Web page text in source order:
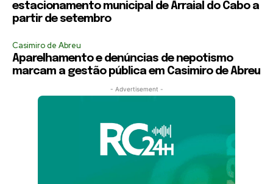
estacionamento municipal de Arraial do Cabo a
partir de setembro
Casimiro de Abreu
Aparelhamento e denúncias de nepotismo
marcam a gestão pública em Casimiro de Abreu
- Advertisement -